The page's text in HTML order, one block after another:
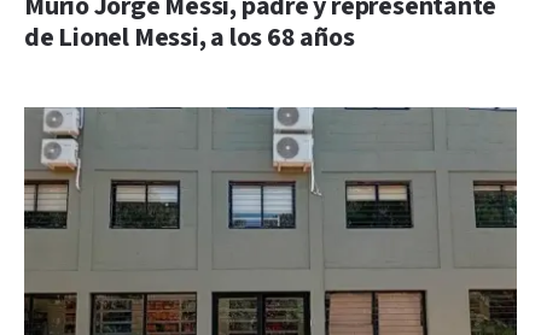
de Lionel Messi, a los 68 años